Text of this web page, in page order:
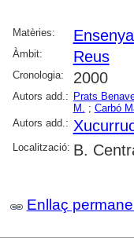
Matèries:
Àmbit: Reus
Cronologia: 2000
Autors add.: Prats
M.
; Carbó
Autors add.:
Localització: B.
Enllaç